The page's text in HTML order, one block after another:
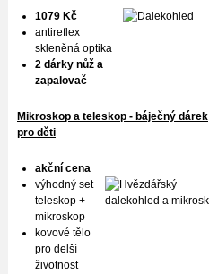
1079 Kč
antireflex
skleněná optika
2 dárky nůž a
zapalovač
Mikroskop a teleskop - báječný dárek
pro děti
akční cena
výhodný set
teleskop +
mikroskop
kovové tělo
pro delší
životnost